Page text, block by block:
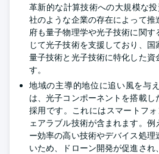
革新的な計算技術への大規模な
社のような企業の存在によって推
府も量子物理学や光子技術に関す
じて光子技術を支援しており、
量子技術と光子技術に特化した資
す。
地域の主導的地位に追い風を与
は、光子コンポーネントを搭載
採用です。これにはスマートフォ
ェアラブル技術が含まれます。
ー効率の高い技術やデバイス処
いため、ドローン開発が促進さ